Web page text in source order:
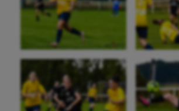
Escrime
Fitness
Flag football
Football américain
Futsal